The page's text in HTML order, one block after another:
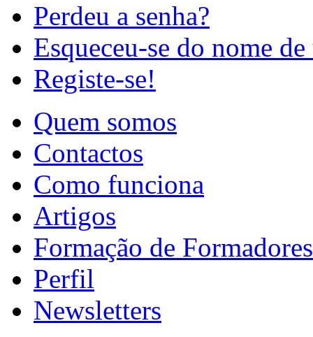
Perdeu a senha?
Esqueceu-se do nome
Registe-se!
Quem somos
Contactos
Como funciona
Artigos
Formação de Formadores
Perfil
Newsletters